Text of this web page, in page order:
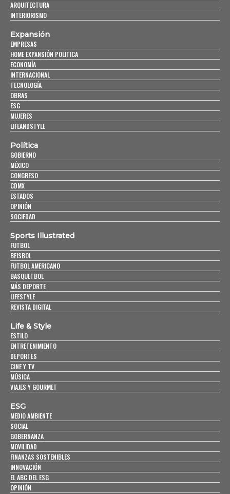
ARQUITECTURA
INTERIORISMO
Expansión
EMPRESAS
HOME EXPANSIÓN POLITICA
ECONOMÍA
INTERNACIONAL
TECNOLOGÍA
OBRAS
ESG
MUJERES
LIFEANDSTYLE
Política
GOBIERNO
MÉXICO
CONGRESO
CDMX
ESTADOS
OPINIÓN
SOCIEDAD
Sports Illustrated
FUTBOL
BEISBOL
FUTBOL AMERICANO
BASQUETBOL
MÁS DEPORTE
LIFESTYLE
REVISTA DIGITAL
Life & Style
ESTILO
ENTRETENIMIENTO
DEPORTES
CINE Y TV
MÚSICA
VIAJES Y GOURMET
ESG
MEDIO AMBIENTE
SOCIAL
GOBERNANZA
MOVILIDAD
FINANZAS SOSTENIBLES
INNOVACIÓN
EL ABC DEL ESG
OPINIÓN